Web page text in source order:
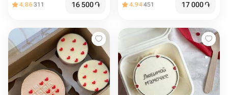
4.86311 16 500֏ 4.94451 17 000֏